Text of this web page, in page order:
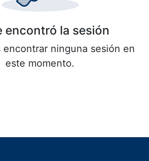
encontró la sesión
encontrar ninguna sesión en
este momento.